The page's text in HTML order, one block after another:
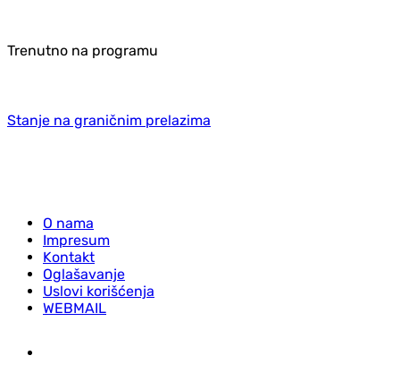
Trenutno na programu
Stanje na graničnim prelazima
O nama
Impresum
Kontakt
Oglašavanje
Uslovi korišćenja
WEBMAIL